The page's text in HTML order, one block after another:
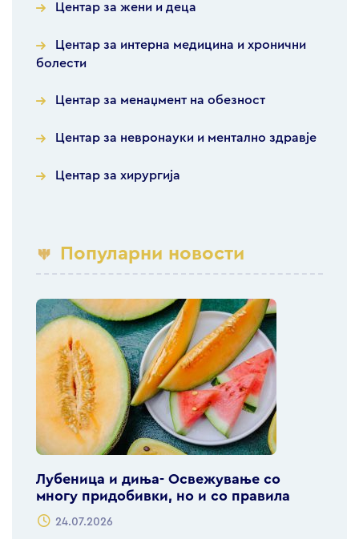
Центар за жени и деца
Центар за интерна медицина и хронични
болести
Центар за менаџмент на обезност
Центар за невронауки и ментално здравје
Центар за хирургија
Популарни новости
Лубеница и диња- Освежување со
многу придобивки, но и со правила
24.07.2026